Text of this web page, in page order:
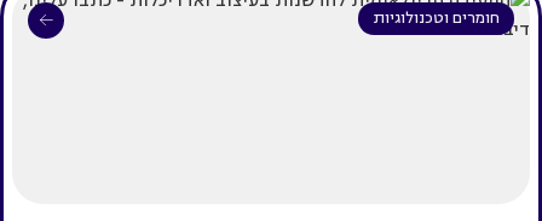
חומרים וטכנולוגיות